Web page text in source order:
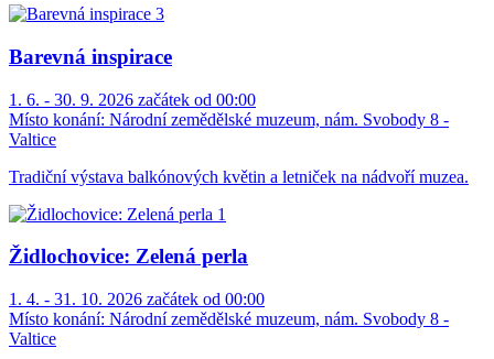
Barevná inspirace
1. 6. - 30. 9. 2026 začátek od 00:00
Místo konání: Národní zemědělské muzeum, nám. Svobody 8 -
Valtice
Tradiční výstava balkónových květin a letniček na nádvoří muzea.
Židlochovice: Zelená perla
1. 4. - 31. 10. 2026 začátek od 00:00
Místo konání: Národní zemědělské muzeum, nám. Svobody 8 -
Valtice